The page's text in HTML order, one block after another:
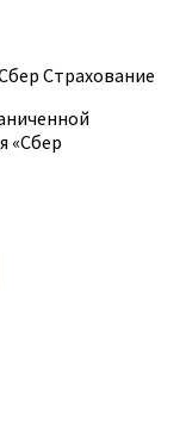
Страхование
«Сбер